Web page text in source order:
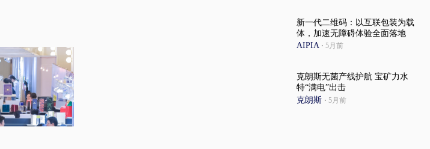
新一代二维码：以互联包装为载
体，加速无障碍体验全面落地
AIPIA · 5月前
克朗斯无菌产线护航 宝矿力水
特“满电”出击
克朗斯 · 5月前